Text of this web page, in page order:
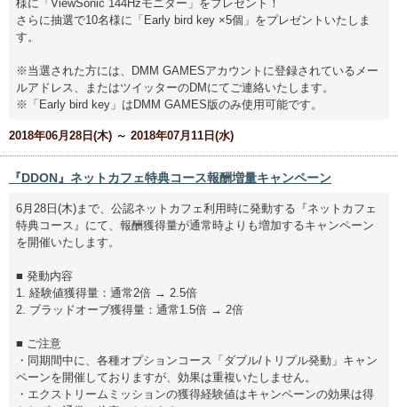
様に「ViewSonic 144Hzモニター」をプレゼント！
さらに抽選で10名様に「Early bird key ×5個」をプレゼントいたしま
す。
※当選された方には、DMM GAMESアカウントに登録されているメー
ルアドレス、またはツイッターのDMにてご連絡いたします。
※「Early bird key」はDMM GAMES版のみ使用可能です。
2018年06月28日(木) ～ 2018年07月11日(水)
『DDON』ネットカフェ特典コース報酬増量キャンペーン
6月28日(木)まで、公認ネットカフェ利用時に発動する『ネットカフェ
特典コース』にて、報酬獲得量が通常時よりも増加するキャンペーン
を開催いたします。
■ 発動内容
1. 経験値獲得量：通常2倍 → 2.5倍
2. ブラッドオーブ獲得量：通常1.5倍 → 2倍
■ ご注意
・同期間中に、各種オプションコース「ダブル/トリプル発動」キャン
ペーンを開催しておりますが、効果は重複いたしません。
・エクストリームミッションの獲得経験値はキャンペーンの効果は得